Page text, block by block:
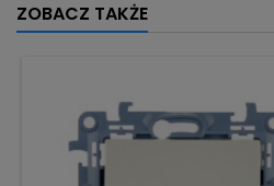
ZOBACZ TAKŻE